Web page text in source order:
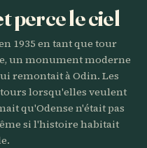
perce le ciel
1935 en tant que tour
un monument moderne
remontait à Odin. Les
lorsqu'elles veulent
qu'Odense n'était pas
si l'histoire habitait